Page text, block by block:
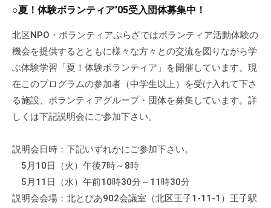
ぷ
ら
ざ
ぷ
ざ
」
は
、
N
P
テ
d
m
○夏！体験ボランティア’05受入団体募集中！
北区NPO・ボランティアぷらざではボランティア活動体験の
機会を提供するとともに様々な方々との交流を図りながら学
ぶ体験学習「夏！体験ボランティア」を開催しています。現
在このプログラムの参加者（中学生以上）を受け入れて下さ
る施設、ボランティアグループ・団体を募集しています。詳
しくは下記説明会にご参加下さい。
説明会日時：下記いずれかにご参加下さい。
5月10日（火）午後7時～8時
5月11日（水）午前10時30分～11時30分
説明会会場：北とぴあ902会議室（北区王子1-11-1）王子駅